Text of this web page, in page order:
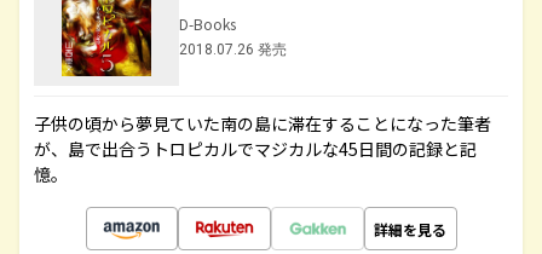
D-Books
2018.07.26 発売
子供の頃から夢見ていた南の島に滞在することになった筆者
が、島で出合うトロピカルでマジカルな45日間の記録と記
憶。
詳細を見る